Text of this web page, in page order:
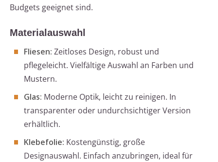
Budgets geeignet sind.
Materialauswahl
Fliesen: Zeitloses Design, robust und
pflegeleicht. Vielfältige Auswahl an Farben und
Mustern.
Glas: Moderne Optik, leicht zu reinigen. In
transparenter oder undurchsichtiger Version
erhältlich.
Klebefolie: Kostengünstig, große
Designauswahl. Einfach anzubringen, ideal für